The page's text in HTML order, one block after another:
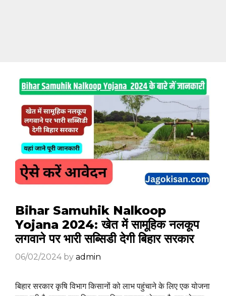
Bihar Samuhik Nalkoop
Yojana 2024: खेत में सामूहिक नलकूप
लगवाने पर भारी सब्सिडी देगी बिहार सरकार
06/02/2024 by admin
बिहार सरकार कृषि विभाग किसानों को लाभ पहुंचाने के लिए एक योजना